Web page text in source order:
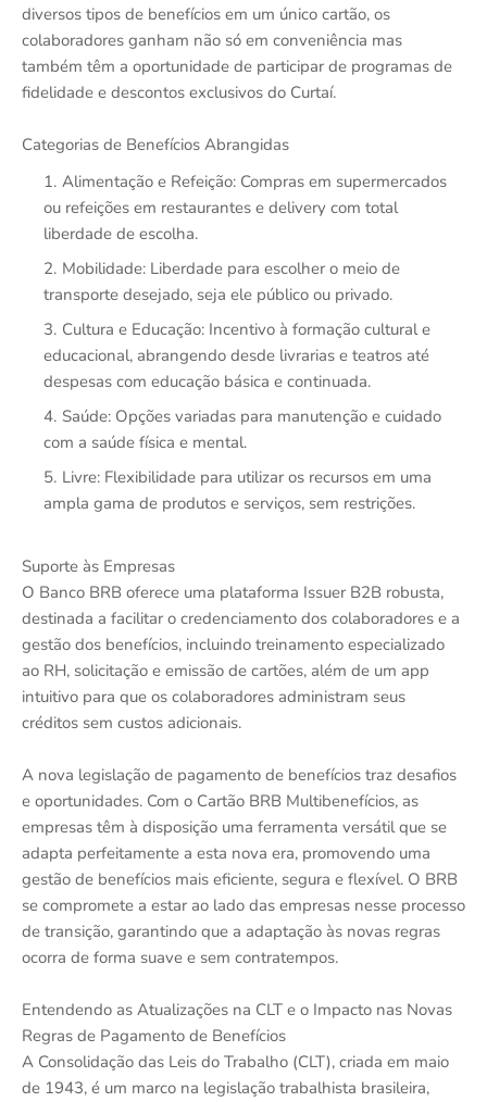
diversos tipos de benefícios em um único cartão, os
colaboradores ganham não só em conveniência mas
também têm a oportunidade de participar de programas de
fidelidade e descontos exclusivos do Curtaí.
Categorias de Benefícios Abrangidas
Alimentação e Refeição: Compras em supermercados
ou refeições em restaurantes e delivery com total
liberdade de escolha.
Mobilidade: Liberdade para escolher o meio de
transporte desejado, seja ele público ou privado.
Cultura e Educação: Incentivo à formação cultural e
educacional, abrangendo desde livrarias e teatros até
despesas com educação básica e continuada.
Saúde: Opções variadas para manutenção e cuidado
com a saúde física e mental.
Livre: Flexibilidade para utilizar os recursos em uma
ampla gama de produtos e serviços, sem restrições.
Suporte às Empresas
O Banco BRB oferece uma plataforma Issuer B2B robusta,
destinada a facilitar o credenciamento dos colaboradores e a
gestão dos benefícios, incluindo treinamento especializado
ao RH, solicitação e emissão de cartões, além de um app
intuitivo para que os colaboradores administram seus
créditos sem custos adicionais.
A nova legislação de pagamento de benefícios traz desafios
e oportunidades. Com o Cartão BRB Multibenefícios, as
empresas têm à disposição uma ferramenta versátil que se
adapta perfeitamente a esta nova era, promovendo uma
gestão de benefícios mais eficiente, segura e flexível. O BRB
se compromete a estar ao lado das empresas nesse processo
de transição, garantindo que a adaptação às novas regras
ocorra de forma suave e sem contratempos.
Entendendo as Atualizações na CLT e o Impacto nas Novas
Regras de Pagamento de Benefícios
A Consolidação das Leis do Trabalho (CLT), criada em maio
de 1943, é um marco na legislação trabalhista brasileira,